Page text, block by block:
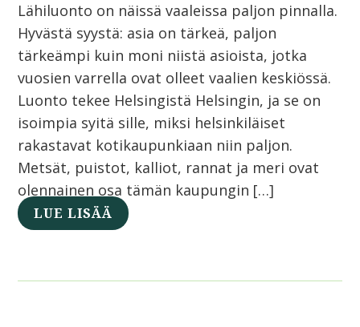
Lähiluonto on näissä vaaleissa paljon pinnalla.
Hyvästä syystä: asia on tärkeä, paljon
tärkeämpi kuin moni niistä asioista, jotka
vuosien varrella ovat olleet vaalien keskiössä.
Luonto tekee Helsingistä Helsingin, ja se on
isoimpia syitä sille, miksi helsinkiläiset
rakastavat kotikaupunkiaan niin paljon.
Metsät, puistot, kalliot, rannat ja meri ovat
olennainen osa tämän kaupungin […]
LUE LISÄÄ